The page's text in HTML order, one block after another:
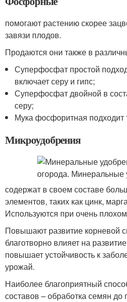
помогают растению скорее
завязи плодов.
Продаются они также в
Суперфосфат простой
включает серу и гипс;
Суперфосфат двойной в
серу;
Мука фосфоритная подходит
Микроудобрения
содержат в своем составе
элементов, таких как цинк,
Используются при очень
Повышают развитие корневой
благотворно влияет на
повышает устойчивость к
урожай.
Наиболее благоприятный
составов – обработка семян до